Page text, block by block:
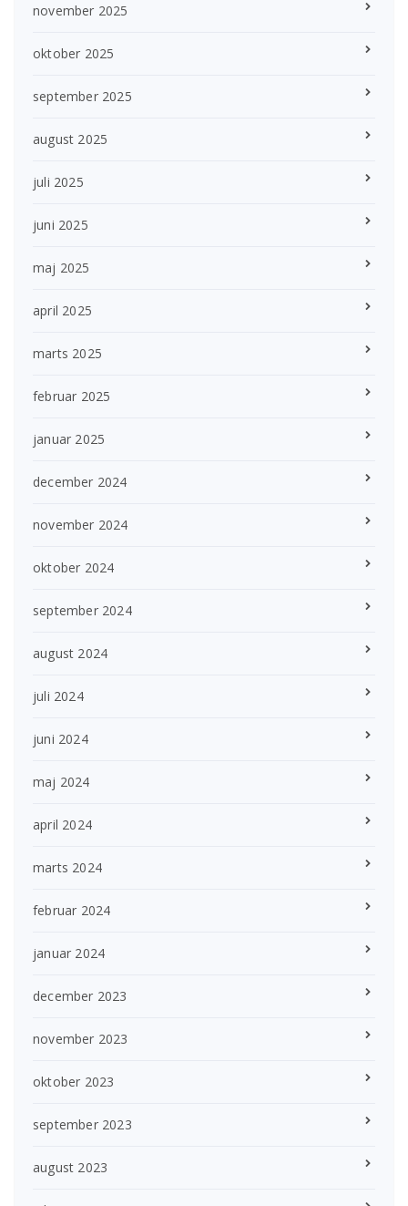
november 2025
oktober 2025
september 2025
august 2025
juli 2025
juni 2025
maj 2025
april 2025
marts 2025
februar 2025
januar 2025
december 2024
november 2024
oktober 2024
september 2024
august 2024
juli 2024
juni 2024
maj 2024
april 2024
marts 2024
februar 2024
januar 2024
december 2023
november 2023
oktober 2023
september 2023
august 2023